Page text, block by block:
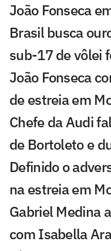
João Fonseca
Brasil busca
sub-17 de vôlei
João Fonseca
de estreia em
Chefe da Audi
de Bortoleto e
Definido o
na estreia em
Gabriel Medina
com Isabella